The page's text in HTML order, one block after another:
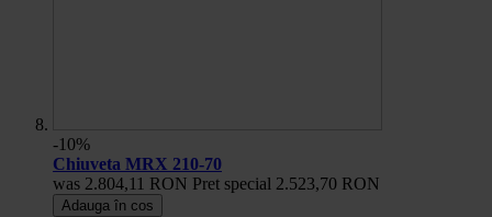
-10%
Chiuveta MRX 210-70
was 2.804,11 RON Pret special 2.523,70 RON
Adauga în cos